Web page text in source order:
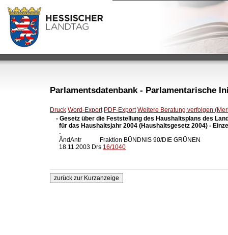
Parlamentsdatenbank - Parlamentarische
Druck Word-Export PDF-Export Weitere Beratung verfolgen
- Gesetz über die Feststellung des Haushaltsplans des
für das Haushaltsjahr 2004 (Haushaltsgesetz 2004) -
  -
ÄndAntr            Fraktion BÜNDNIS 90/DIE GRÜNEN
  18.11.2003 Drs
16/1040